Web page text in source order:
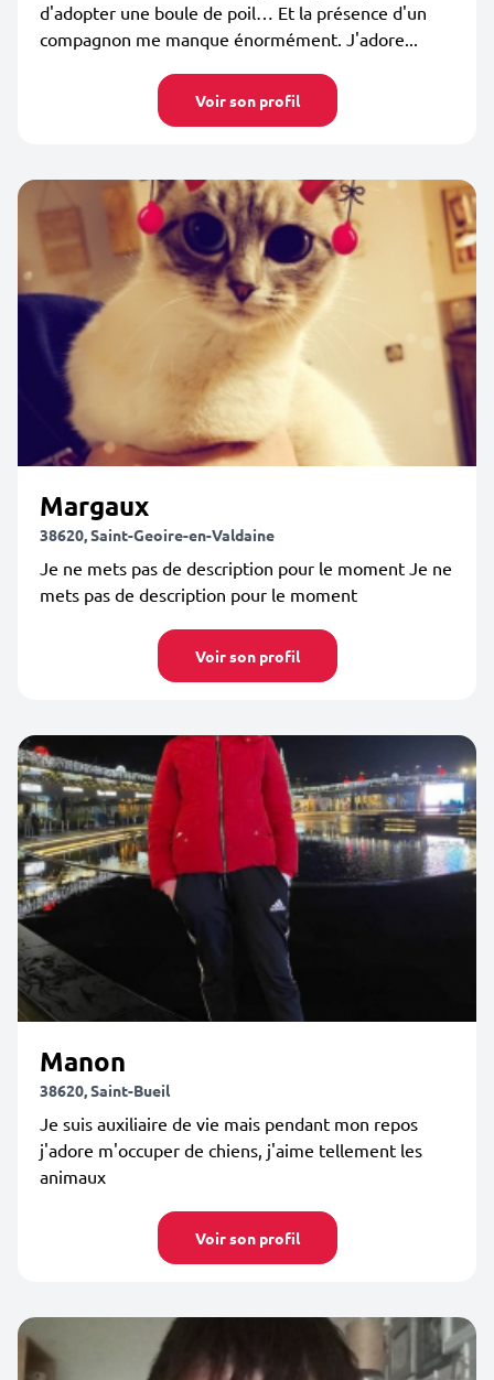
d'adopter une boule de poil… Et la présence d'un
compagnon me manque énormément. J'adore...
Voir son profil
Margaux
38620, Saint-Geoire-en-Valdaine
Je ne mets pas de description pour le moment Je ne
mets pas de description pour le moment
Voir son profil
Manon
38620, Saint-Bueil
Je suis auxiliaire de vie mais pendant mon repos
j'adore m'occuper de chiens, j'aime tellement les
animaux
Voir son profil